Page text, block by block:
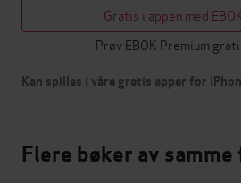
Gratis i appen med
Prøv EBOK Premium
Kan spilles i våre gratis apper for
Flere bøker av